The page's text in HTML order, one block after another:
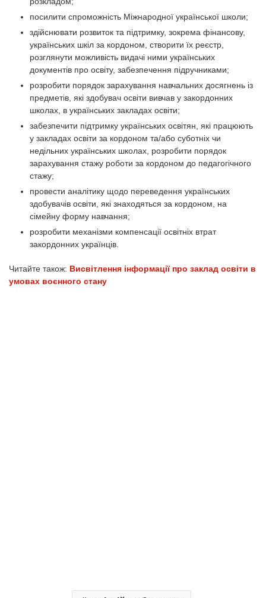
посилити спроможність Міжнародної української школи;
здійснювати розвиток та підтримку, зокрема фінансову,
українських шкіл за кордоном, створити їх реєстр,
розглянути можливість видачі ними українських
документів про освіту, забезпечення підручниками;
розробити порядок зарахування навчальних досягнень із
предметів, які здобувач освіти вивчав у закордонних
школах, в українських закладах освіти;
забезпечити підтримку українських освітян, які працюють
у закладах освіти за кордоном та/або суботніх чи
недільних українських школах, розробити порядок
зарахування стажу роботи за кордоном до педагогічного
стажу;
провести аналітику щодо переведення українських
здобувачів освіти, які знаходяться за кордоном, на
сімейну форму навчання;
розробити механізми компенсації освітніх втрат
закордонних українців.
Читайте також: Висвітлення інформації про заклад освіти в
умовах воєнного стану